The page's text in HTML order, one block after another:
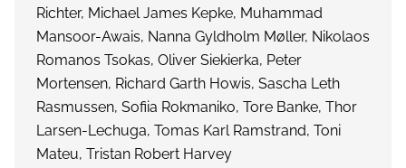
Richter, Michael James Kepke, Muhammad
Mansoor-Awais, Nanna Gyldholm Møller, Nikolaos
Romanos Tsokas, Oliver Siekierka, Peter
Mortensen, Richard Garth Howis, Sascha Leth
Rasmussen, Sofiia Rokmaniko, Tore Banke, Thor
Larsen-Lechuga, Tomas Karl Ramstrand, Toni
Mateu, Tristan Robert Harvey